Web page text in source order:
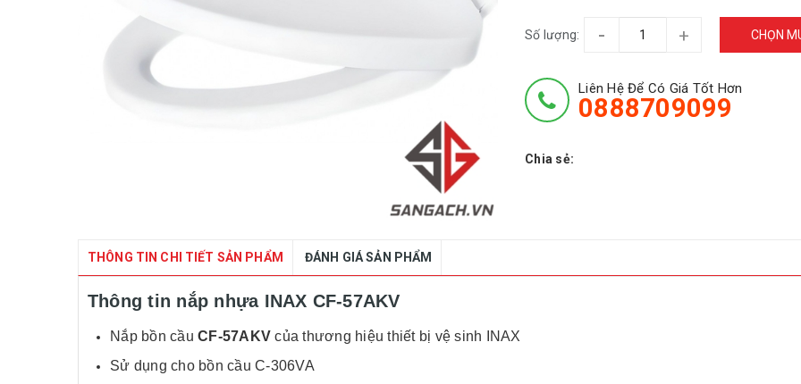
Số lượng: - + CHỌN
Liên Hệ Để Có Giá Tốt Hơn
0888709099
Chia sẻ:
THÔNG TIN CHI TIẾT SẢN PHẨM ĐÁNH GIÁ SẢN PHẨM
Thông tin nắp nhựa INAX CF-57AKV
Nắp bồn cầu CF-57AKV của thương hiệuthiết bị vệ sinh INAX
Sử dụng cho bồn cầu C-306VA